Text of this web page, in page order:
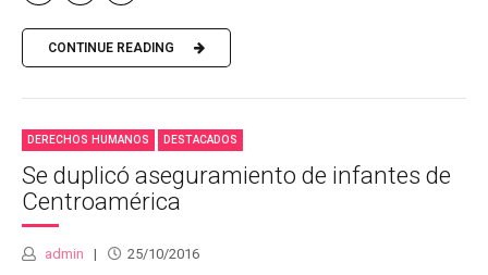
CONTINUE READING
DERECHOS HUMANOS DESTACADOS
Se duplicó aseguramiento de infantes de
Centroamérica
admin 25/10/2016